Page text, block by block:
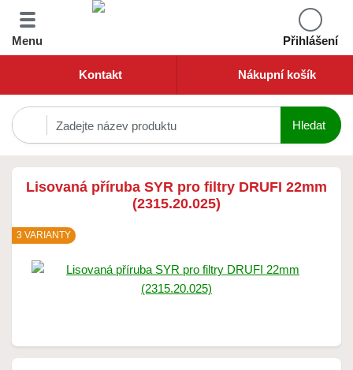
Menu Přihlášení
Kontakt Nákupní košík
Lisovaná příruba SYR pro filtry DRUFI 22mm
(2315.20.025)
3 VARIANTY